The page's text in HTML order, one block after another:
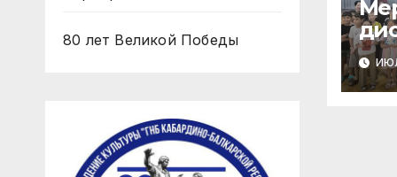
80 лет Великой Победы